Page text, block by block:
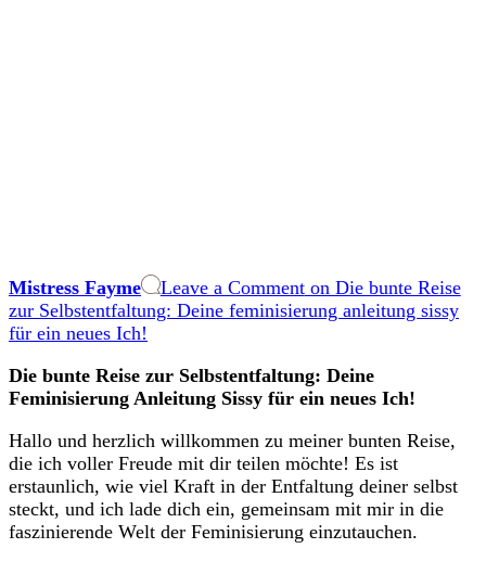
Mistress Fayme Leave a Commenton Die bunte Reise
zur Selbstentfaltung: Deine feminisierung anleitung sissy
für ein neues Ich!
Die bunte Reise zur Selbstentfaltung: Deine
Feminisierung Anleitung Sissy für⁢ ein neues Ich!
Hallo und herzlich willkommen zu meiner bunten Reise,
die ich voller Freude mit dir teilen möchte! Es ist
erstaunlich, wie viel Kraft in der​ Entfaltung deiner selbst
steckt, und ich lade dich ein, gemeinsam mit mir in die
faszinierende Welt der Feminisierung einzutauchen.